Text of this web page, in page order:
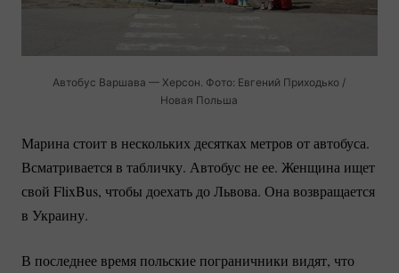
Автобус Варшава — Херсон. Фото: Евгений Приходько /
Новая Польша
Марина стоит в нескольких десятках метров от автобуса.
Всматривается в табличку. Автобус не ее. Женщина ищет
свой FlixBus, чтобы доехать до Львова. Она возвращается
в Украину.
В последнее время польские пограничники видят, что